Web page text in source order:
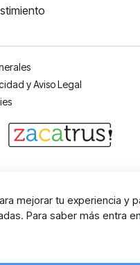
y Aviso Legal
mejorar tu experiencia y
Para saber más entra